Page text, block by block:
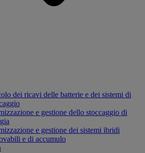
dei ricavi delle batterie e dei sistemi di
e gestione dello stoccaggio di
e gestione dei sistemi ibridi
e di accumulo